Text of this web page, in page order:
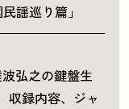
謡巡り篇」
弘之の鍵盤生
収録内容、ジャ